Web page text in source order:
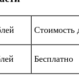
Стоимость
Бесплатно